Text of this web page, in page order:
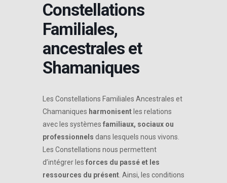
Constellations
Familiales,
ancestrales et
Shamaniques
Les Constellations Familiales Ancestrales et
Chamaniques harmonisent les relations
avec les systèmes familiaux, sociaux ou
professionnels dans lesquels nous vivons.
Les Constellations nous permettent
d’intégrer les forces du passé et les
ressources du présent . Ainsi, les conditions